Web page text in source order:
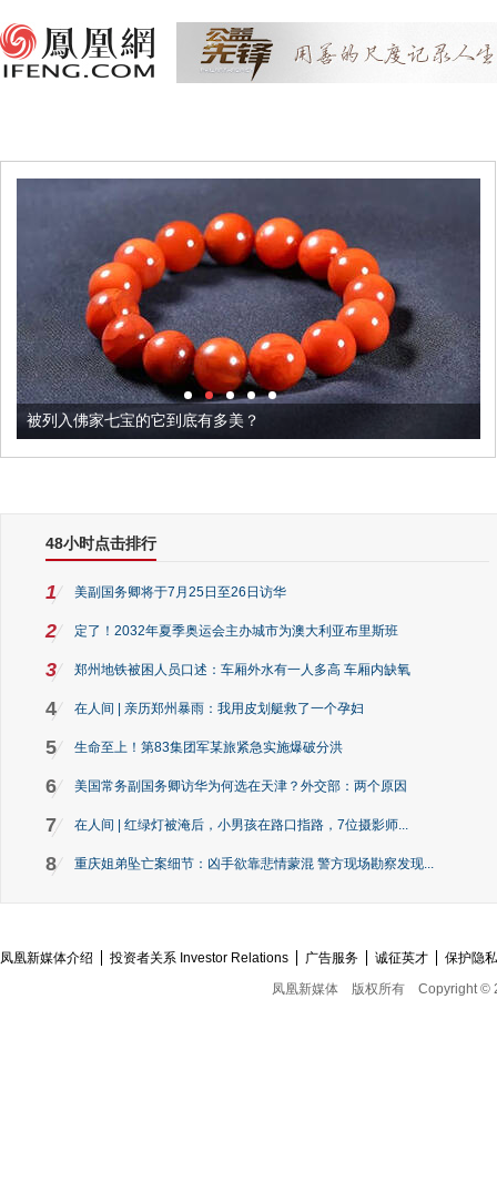
被列入佛家七宝的它到底有多美？
48小时点击排行
1 美副国务卿将于7月25日至26日访华
2 定了！2032年夏季奥运会主办城市为澳大利亚布里斯班
3 郑州地铁被困人员口述：车厢外水有一人多高 车厢内缺氧
4 在人间 | 亲历郑州暴雨：我用皮划艇救了一个孕妇
5 生命至上！第83集团军某旅紧急实施爆破分洪
6 美国常务副国务卿访华为何选在天津？外交部：两个原因
7 在人间 | 红绿灯被淹后，小男孩在路口指路，7位摄影师...
8 重庆姐弟坠亡案细节：凶手欲靠悲情蒙混 警方现场勘察发现...
凤凰新媒体介绍 投资者关系 Investor Relations 广告服务 诚征英才
保护隐
凤凰新媒体
版权所有 Copyright ©